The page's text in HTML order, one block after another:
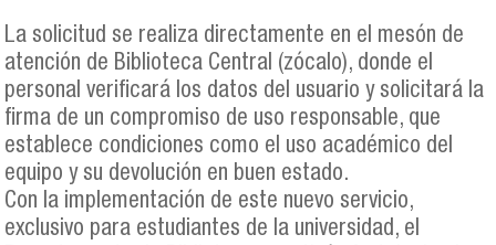
La solicitud se realiza directamente en el mesón de
atención de Biblioteca Central (zócalo), donde el
personal verificará los datos del usuario y solicitará la
firma de un compromiso de uso responsable, que
establece condiciones como el uso académico del
equipo y su devolución en buen estado.
Con la implementación de este nuevo servicio,
exclusivo para estudiantes de la universidad, el